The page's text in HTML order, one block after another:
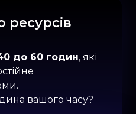
ресурсів
до 60 годин, які
вашого часу?